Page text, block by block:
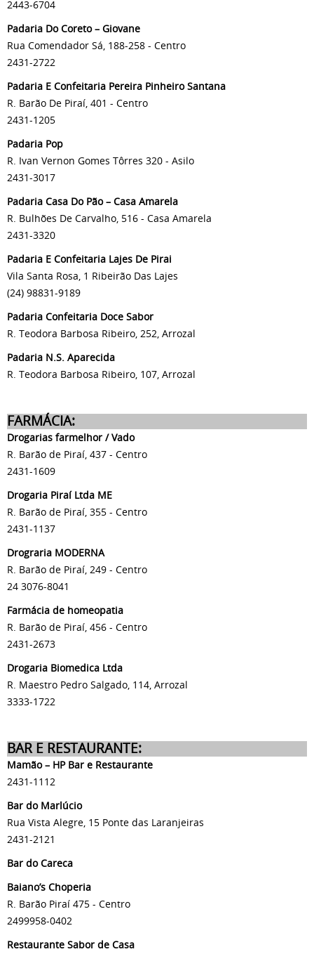
2443-6704
Padaria Do Coreto – Giovane
Rua Comendador Sá, 188-258 - Centro
2431-2722
Padaria E Confeitaria Pereira Pinheiro Santana
R. Barão De Piraí, 401 - Centro
2431-1205
Padaria Pop
R. Ivan Vernon Gomes Tôrres 320 - Asilo
2431-3017
Padaria Casa Do Pão – Casa Amarela
R. Bulhões De Carvalho, 516 - Casa Amarela
2431-3320
Padaria E Confeitaria Lajes De Pirai
Vila Santa Rosa, 1 Ribeirão Das Lajes
(24) 98831-9189
Padaria Confeitaria Doce Sabor
R. Teodora Barbosa Ribeiro, 252, Arrozal
Padaria N.S. Aparecida
R. Teodora Barbosa Ribeiro, 107, Arrozal
FARMÁCIA:
Drogarias farmelhor / Vado
R. Barão de Piraí, 437 - Centro
2431-1609
Drogaria Piraí Ltda ME
R. Barão de Piraí, 355 - Centro
2431-1137
Drograria MODERNA
R. Barão de Piraí, 249 - Centro
24 3076-8041
Farmácia de homeopatia
R. Barão de Piraí, 456 - Centro
2431-2673
Drogaria Biomedica Ltda
R. Maestro Pedro Salgado, 114, Arrozal
3333-1722
BAR E RESTAURANTE:
Mamão – HP Bar e Restaurante
2431-1112
Bar do Marlúcio
Rua Vista Alegre, 15 Ponte das Laranjeiras
2431-2121
Bar do Careca
Baiano’s Choperia
R. Barão Piraí 475 - Centro
2499958-0402
Restaurante Sabor de Casa